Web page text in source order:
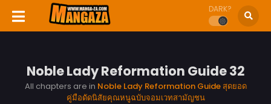
DARK?
Noble Lady Reformation Guide 32
All chapters are in Noble Lady Reformation Guide สุดยอด
คู่มือดัดนิสัยคุณหนูฉบับจอมเวทสามัญชน